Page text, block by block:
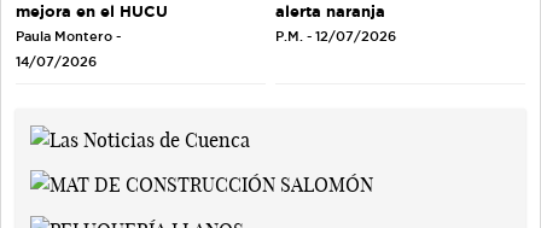
mejora en el HUCU
Paula Montero -
14/07/2026
alerta naranja
P.M. - 12/07/2026